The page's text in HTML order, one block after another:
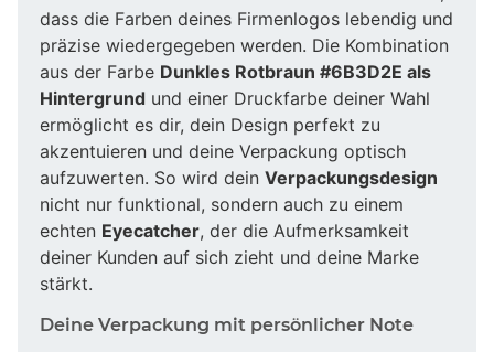
dass die Farben deines Firmenlogos lebendig und
präzise wiedergegeben werden. Die Kombination
aus der Farbe Dunkles Rotbraun #6B3D2E als
Hintergrund und einer Druckfarbe deiner Wahl
ermöglicht es dir, dein Design perfekt zu
akzentuieren und deine Verpackung optisch
aufzuwerten. So wird dein Verpackungsdesign
nicht nur funktional, sondern auch zu einem
echten Eyecatcher, der die Aufmerksamkeit
deiner Kunden auf sich zieht und deine Marke
stärkt.
Deine Verpackung mit persönlicher Note